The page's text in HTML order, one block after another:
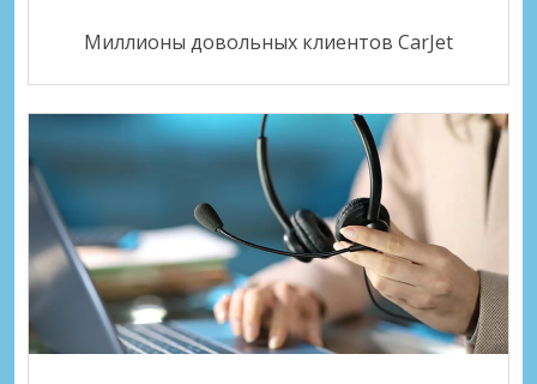
Миллионы довольных клиентов CarJet